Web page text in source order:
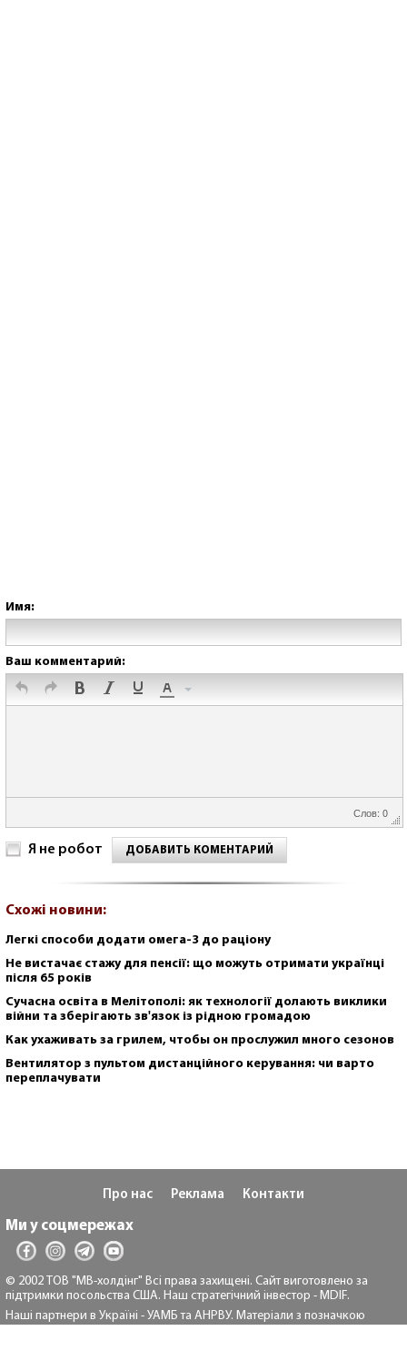
Имя:
Ваш комментарий:
Слов: 0
Я не робот ДОБАВИТЬ КОМЕНТАРИЙ
Схожі новини:
Легкі способи додати омега-3 до раціону
Не вистачає стажу для пенсії: що можуть отримати українці
після 65 років
Сучасна освіта в Мелітополі: як технології долають виклики
війни та зберігають зв'язок із рідною громадою
Как ухаживать за грилем, чтобы он прослужил много сезонов
Вентилятор з пультом дистанційного керування: чи варто
переплачувати
Про нас Реклама Контакти
Ми у соцмережах
© 2002 ТОВ "МВ-холдінг" Всі права захищені. Сайт виготовлено за
підтримки посольства США. Наш стратегічний інвестор - MDIF.
Наші партнери в Україні - УАМБ та АНРВУ. Матеріали з позначкою